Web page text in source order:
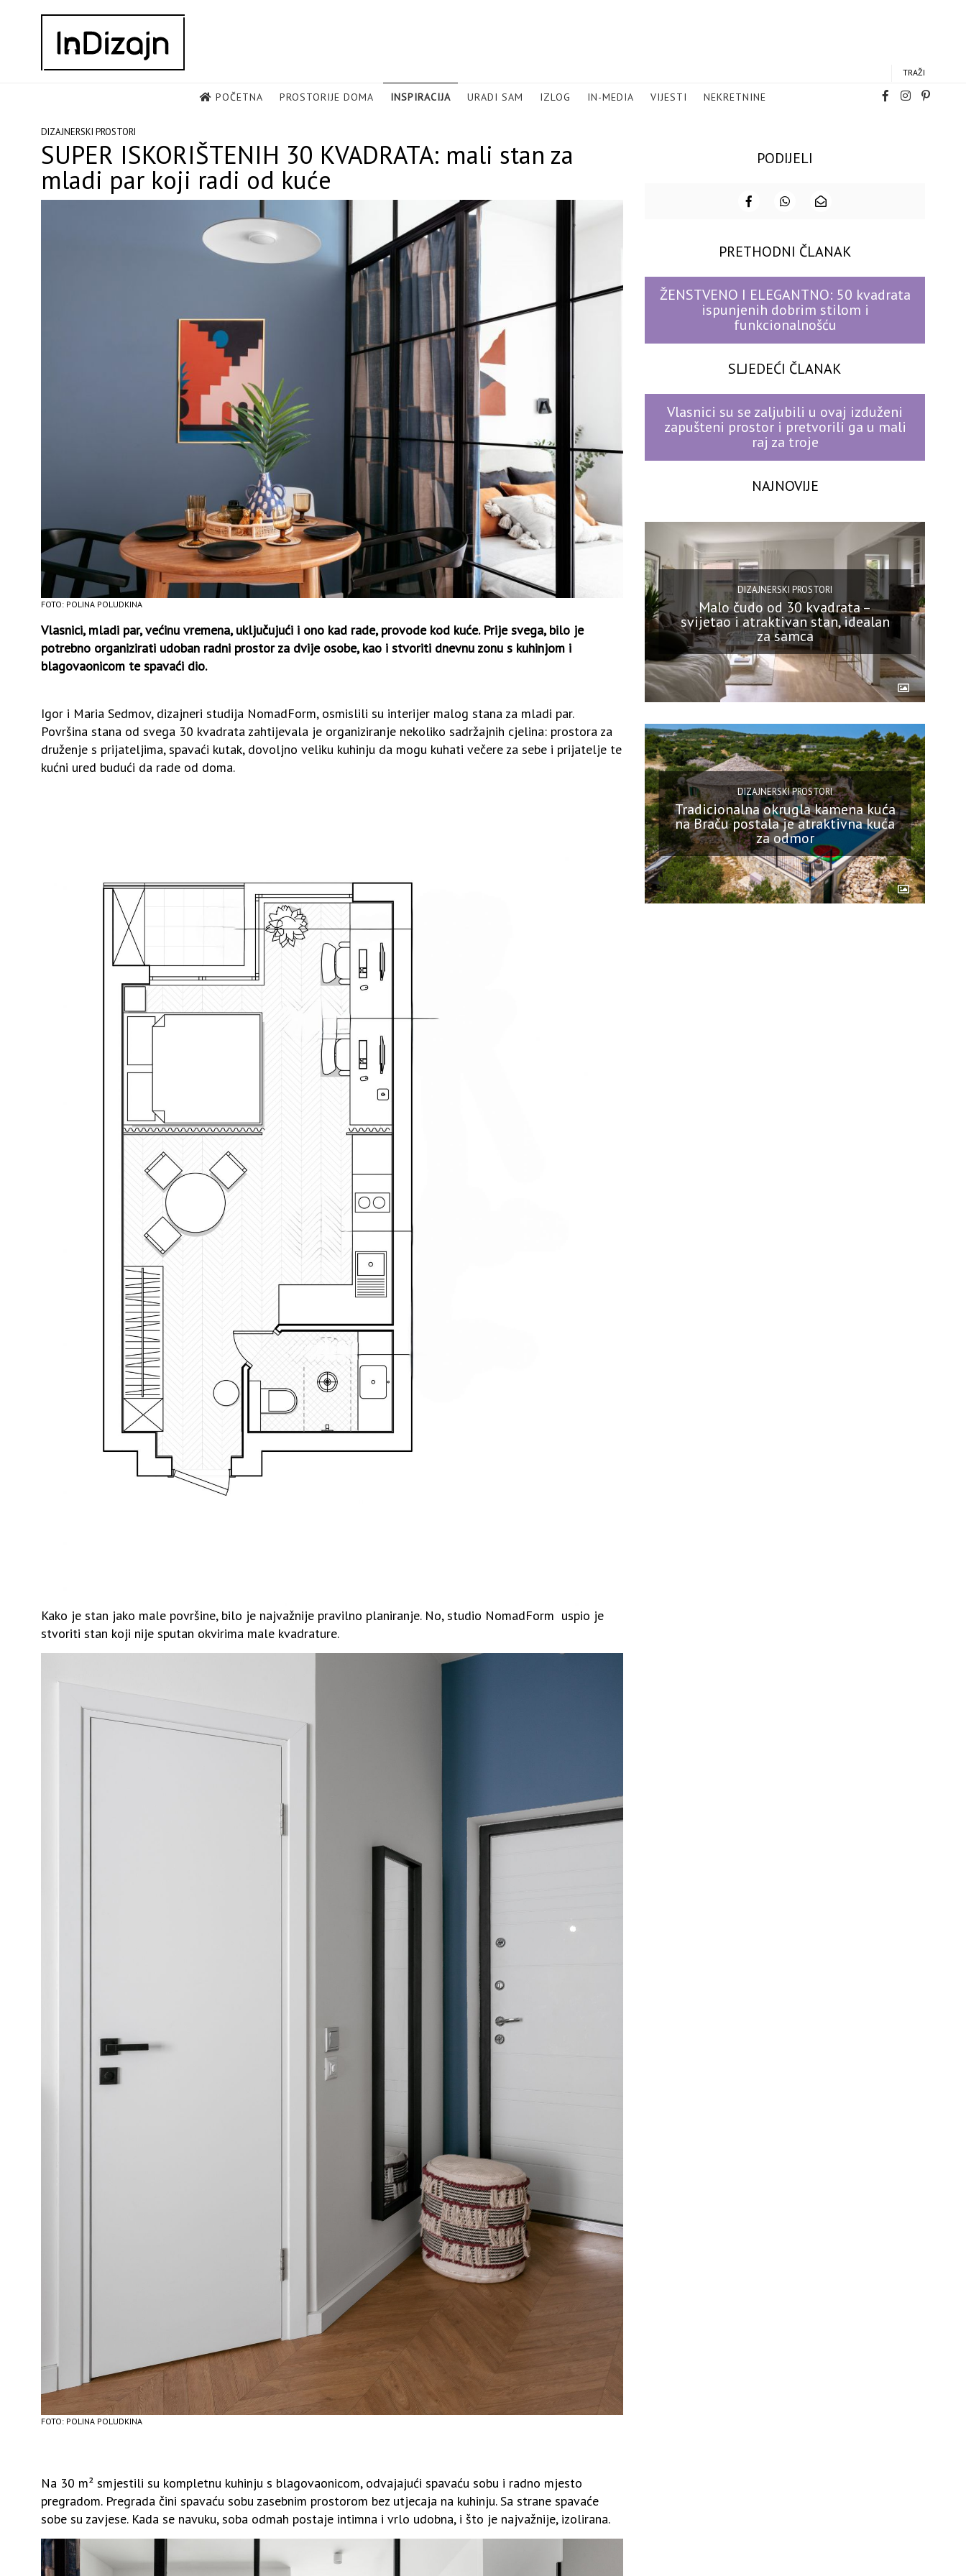
TRAŽI
POČETNA PROSTORIJE DOMA INSPIRACIJA URADI SAM IZLOG IN-MEDIA VIJESTI NEKRETNINE
DIZAJNERSKI PROSTORI
SUPER ISKORIŠTENIH 30 KVADRATA: mali stan za
mladi par koji radi od kuće
FOTO: POLINA POLUDKINA
Vlasnici, mladi par, većinu vremena, uključujući i ono kad rade, provode kod kuće. Prije svega, bilo je
potrebno organizirati udoban radni prostor za dvije osobe, kao i stvoriti dnevnu zonu s kuhinjom i
blagovaonicom te spavaći dio.
Igor i Maria Sedmov, dizajneri studija NomadForm, osmislili su interijer malog stana za mladi par.
Površina stana od svega 30 kvadrata zahtijevala je organiziranje nekoliko sadržajnih cjelina: prostora za
druženje s prijateljima, spavaći kutak, dovoljno veliku kuhinju da mogu kuhati večere za sebe i prijatelje te
kućni ured budući da rade od doma.
Kako je stan jako male površine, bilo je najvažnije pravilno planiranje. No, studio NomadForm uspio je
stvoriti stan koji nije sputan okvirima male kvadrature.
FOTO: POLINA POLUDKINA
Na 30 m² smjestili su kompletnu kuhinju s blagovaonicom, odvajajući spavaću sobu i radno mjesto
pregradom. Pregrada čini spavaću sobu zasebnim prostorom bez utjecaja na kuhinju. Sa strane spavaće
sobe su zavjese. Kada se navuku, soba odmah postaje intimna i vrlo udobna, i što je najvažnije, izolirana.
PODIJELI
PRETHODNI ČLANAK
ŽENSTVENO I ELEGANTNO: 50 kvadrata
ispunjenih dobrim stilom i
funkcionalnošću
SLJEDEĆI ČLANAK
Vlasnici su se zaljubili u ovaj izduženi
zapušteni prostor i pretvorili ga u mali
raj za troje
NAJNOVIJE
DIZAJNERSKI PROSTORI
Malo čudo od 30 kvadrata –
svijetao i atraktivan stan, idealan
za samca
DIZAJNERSKI PROSTORI
Tradicionalna okrugla kamena kuća
na Braču postala je atraktivna kuća
za odmor